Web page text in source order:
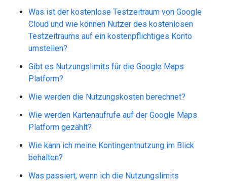
Was ist der kostenlose Testzeitraum von Google
Cloud und wie können Nutzer des kostenlosen
Testzeitraums auf ein kostenpflichtiges Konto
umstellen?
Gibt es Nutzungslimits für die Google Maps
Platform?
Wie werden die Nutzungskosten berechnet?
Wie werden Kartenaufrufe auf der Google Maps
Platform gezählt?
Wie kann ich meine Kontingentnutzung im Blick
behalten?
Was passiert, wenn ich die Nutzungslimits